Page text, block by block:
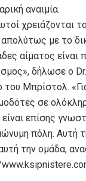
αναιμία.
χρειάζονται
απολύτως με το
αίματος είναι
δήλωσε ο
του Μπρίστολ.
σε
επίσης
πόλη. Αυτή
την ομάδα,